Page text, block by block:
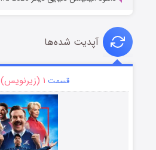
آپدیت شده‌ها
قسمت ۱ (زیرنویس)